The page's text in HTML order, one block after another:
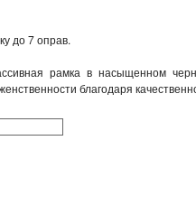
до 7 оправ.
рамка в насыщенном
благодаря